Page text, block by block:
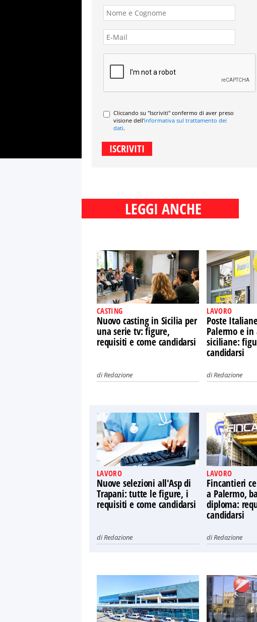
Cliccando su "Iscriviti" confermo di aver preso
visione dell'informativa sul trattamento dei
dati.
LEGGI ANCHE
CASTING
Nuovo casting in Sicilia per
una serie tv: figure,
requisiti e come candidarsi
diRedazione
LAVORO
Poste
Palermo e
siciliane:
candidarsi
diRedazione
LAVORO
Nuove selezioni all'Asp di
Trapani: tutte le figure, i
requisiti e come candidarsi
diRedazione
LAVORO
Fincantieri
a Palermo,
diploma:
candidarsi
diRedazione